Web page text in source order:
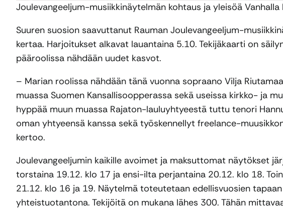
Joulevangeeljum-musiikkinäytelmän kohtaus ja yleisöä Vanhalla
Suuren suosion saavuttanut Rauman Joulevangeeljum-
kertaa. Harjoitukset alkavat lauantaina 5.10. Tekijäkaarti on
pääroolissa nähdään uudet kasvot.
– Marian roolissa nähdään tänä vuonna sopraano Vilja
muassa Suomen Kansallisoopperassa sekä useissa kirkko- ja
hyppää muun muassa Rajaton-lauluyhtyeestä tuttu tenori
oman yhtyeensä kanssa sekä työskennellyt freelance-
kertoo.
Joulevangeeljumin kaikille avoimet ja maksuttomat näytökset
torstaina 19.12. klo 17 ja ensi-ilta perjantaina 20.12. klo 18.
21.12. klo 16 ja 19. Näytelmä toteutetaan edellisvuosien
yhteistuotantona. Tekijöitä on mukana lähes 300. Tähän